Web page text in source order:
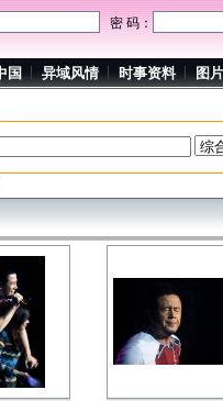
密 码：
国 异域风情 时事资料 图